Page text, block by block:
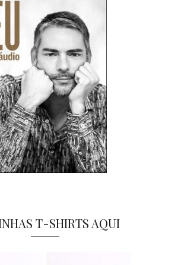
T-SHIRTS AQUI